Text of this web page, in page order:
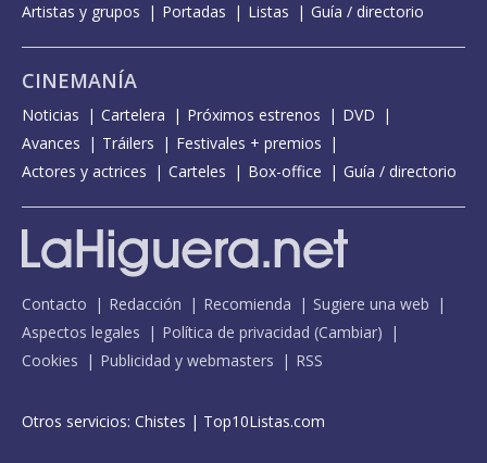
Artistas y grupos
Portadas Listas Guía / directorio
CINEMANÍA
Noticias Cartelera Próximos estrenos
DVD
Avances
Tráilers
Festivales + premios
Actores y actrices
Carteles Box-office Guía / directorio
Contacto Redacción Recomienda
Sugiere una web
Aspectos legales
Política de privacidad (Cambiar)
Cookies
Publicidad y webmasters RSS
Otros servicios: Chistes | Top10Listas.com